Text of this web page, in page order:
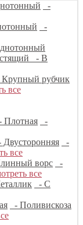
-
-
- В
Крупный рубчик
все
Плотная
-
Двусторонняя
-
все
ворс
-
все
- С
- Поливискоза